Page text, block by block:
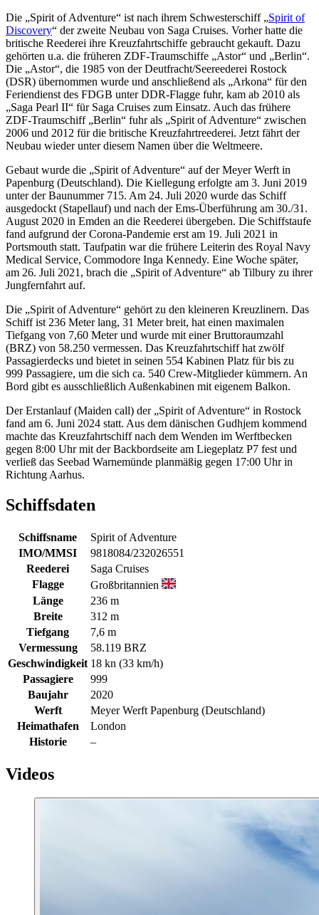
Die „Spirit of Adventure“ ist nach ihrem Schwesterschiff „Spirit of
Discovery“ der zweite Neubau von Saga Cruises. Vorher hatte die
britische Reederei ihre Kreuzfahrtschiffe gebraucht gekauft. Dazu
gehörten u.a. die früheren ZDF-Traumschiffe „Astor“ und „Berlin“.
Die „Astor“, die 1985 von der Deutfracht/Seereederei Rostock
(DSR) übernommen wurde und anschließend als „Arkona“ für den
Feriendienst des FDGB unter DDR-Flagge fuhr, kam ab 2010 als
„Saga Pearl II“ für Saga Cruises zum Einsatz. Auch das frühere
ZDF-Traumschiff „Berlin“ fuhr als „Spirit of Adventure“ zwischen
2006 und 2012 für die britische Kreuzfahrtreederei. Jetzt fährt der
Neubau wieder unter diesem Namen über die Weltmeere.
Gebaut wurde die „Spirit of Adventure“ auf der Meyer Werft in
Papenburg (Deutschland). Die Kiellegung erfolgte am 3. Juni 2019
unter der Baunummer 715. Am 24. Juli 2020 wurde das Schiff
ausgedockt (Stapellauf) und nach der Ems-Überführung am 30./31.
August 2020 in Emden an die Reederei übergeben. Die Schiffstaufe
fand aufgrund der Corona-Pandemie erst am 19. Juli 2021 in
Portsmouth statt. Taufpatin war die frühere Leiterin des Royal Navy
Medical Service, Commodore Inga Kennedy. Eine Woche später,
am 26. Juli 2021, brach die „Spirit of Adventure“ ab Tilbury zu ihrer
Jungfernfahrt auf.
Die „Spirit of Adventure“ gehört zu den kleineren Kreuzlinern. Das
Schiff ist 236 Meter lang, 31 Meter breit, hat einen maximalen
Tiefgang von 7,60 Meter und wurde mit einer Bruttoraumzahl
(BRZ) von 58.250 vermessen. Das Kreuzfahrtschiff hat zwölf
Passagierdecks und bietet in seinen 554 Kabinen Platz für bis zu
999 Passagiere, um die sich ca. 540 Crew-Mitglieder kümmern. An
Bord gibt es ausschließlich Außenkabinen mit eigenem Balkon.
Der Erstanlauf (Maiden call) der „Spirit of Adventure“ in Rostock
fand am 6. Juni 2024 statt. Aus dem dänischen Gudhjem kommend
machte das Kreuzfahrtschiff nach dem Wenden im Werftbecken
gegen 8:00 Uhr mit der Backbordseite am Liegeplatz P7 fest und
verließ das Seebad Warnemünde planmäßig gegen 17:00 Uhr in
Richtung Aarhus.
Schiffsdaten
Schiffsname
Spirit of Adventure
IMO/MMSI
9818084/232026551
Reederei
Saga Cruises
Flagge
Großbritannien
Länge
236 m
Breite
312 m
Tiefgang
7,6 m
Vermessung
58.119 BRZ
Geschwindigkeit 18 kn (33 km/h)
Passagiere
999
Baujahr
2020
Werft
Meyer Werft Papenburg (Deutschland)
Heimathafen
London
Historie
–
Videos